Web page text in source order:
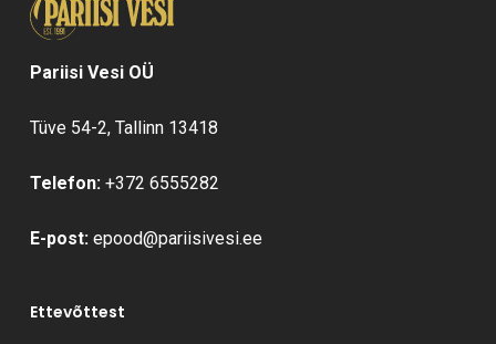
Pariisi Vesi OÜ
Tüve 54-2, Tallinn 13418
Telefon: +372 6555282
E-post: epood@pariisivesi.ee
Ettevõttest